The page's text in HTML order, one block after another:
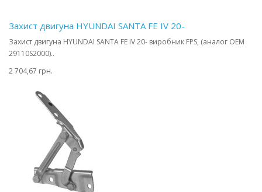
Захист двигуна HYUNDAI SANTA FE IV 20-
Захист двигуна HYUNDAI SANTA FE IV 20- виробник FPS, (аналог OEM
29110S2000)..
2 704,67 грн.